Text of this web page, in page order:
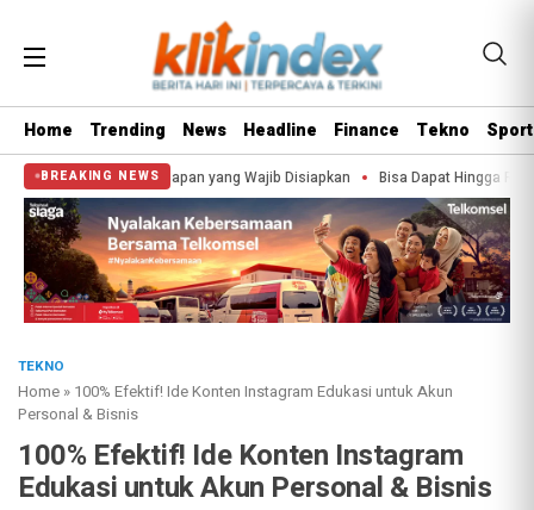
Home Trending News Headline Finance Tekno Sport
BREAKING NEWS
yang Wajib Disiapkan Bisa Dapat Hingga Rp1,8 Juta, Ini Tanda-
TEKNO
Home » 100% Efektif! Ide Konten Instagram Edukasi untuk Akun
Personal & Bisnis
100% Efektif! Ide Konten Instagram
Edukasi untuk Akun Personal & Bisnis